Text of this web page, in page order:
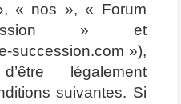
« nos », « Forum
» et
succession.com »),
légalement
suivantes. Si